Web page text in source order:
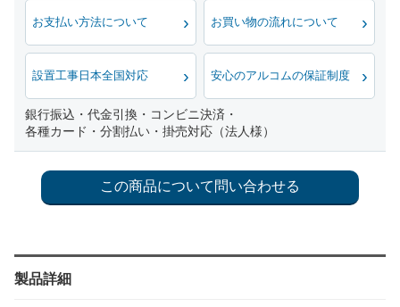
お支払い方法について お買い物の流れについて
設置工事日本全国対応 安心のアルコムの保証制度
銀行振込・代金引換・コンビニ決済・
各種カード・分割払い・掛売対応（法人様）
製品詳細